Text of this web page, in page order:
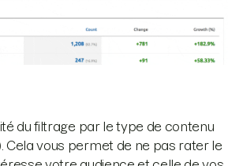
du filtrage par le type de contenu
Cela vous permet de ne pas rater le